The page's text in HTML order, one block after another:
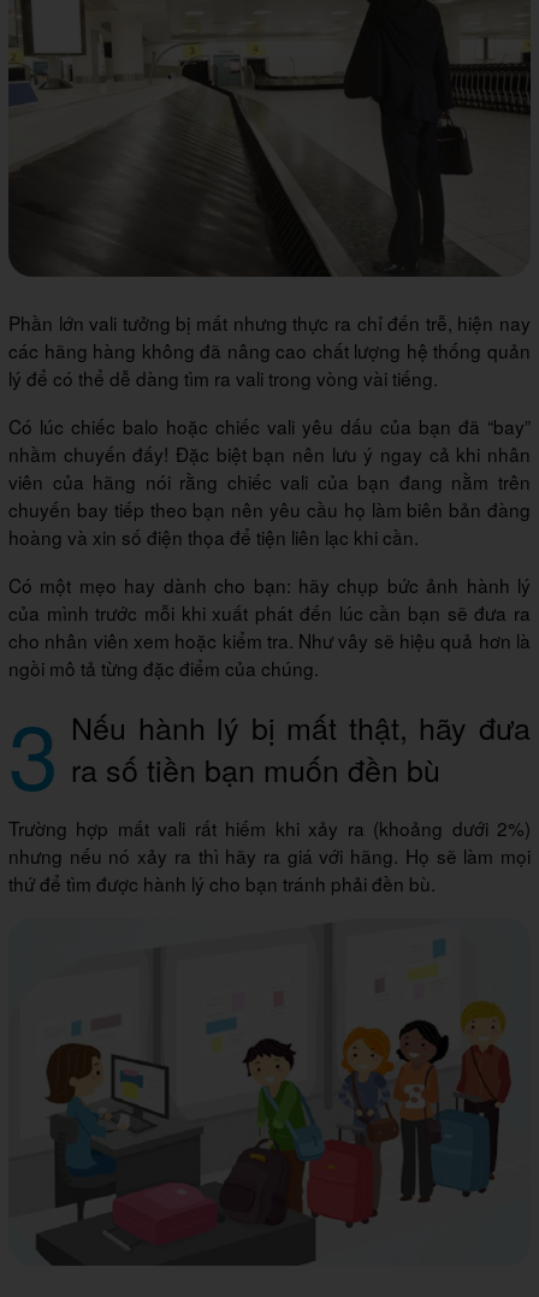
Phần lớn vali tưởng bị mất nhưng thực ra chỉ đến trễ, hiện nay
các hãng hàng không đã nâng cao chất lượng hệ thống quản
lý để có thể dễ dàng tìm ra vali trong vòng vài tiếng.
Có lúc chiếc balo hoặc chiếc vali yêu dấu của bạn đã “bay”
nhầm chuyến đấy! Đặc biệt bạn nên lưu ý ngay cả khi nhân
viên của hãng nói rằng chiếc vali của bạn đang nằm trên
chuyến bay tiếp theo bạn nên yêu cầu họ làm biên bản đàng
hoàng và xin số điện thọa để tiện liên lạc khi cần.
Có một mẹo hay dành cho bạn: hãy chụp bức ảnh hành lý
của mình trước mỗi khi xuất phát đến lúc cần bạn sẽ đưa ra
cho nhân viên xem hoặc kiểm tra. Như vây sẽ hiệu quả hơn là
ngồi mô tả từng đặc điểm của chúng.
3 Nếu hành lý bị mất thật, hãy đưa
ra số tiền bạn muốn đền bù
Trường hợp mất vali rất hiếm khi xảy ra (khoảng dưới 2%)
nhưng nếu nó xảy ra thì hãy ra giá với hãng. Họ sẽ làm mọi
thứ để tìm được hành lý cho bạn tránh phải đền bù.